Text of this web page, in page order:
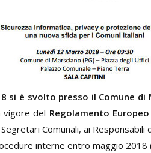
si è svolto presso il Comune di
vigore del Regolamento
Comunali, ai
interne entro maggio 2018